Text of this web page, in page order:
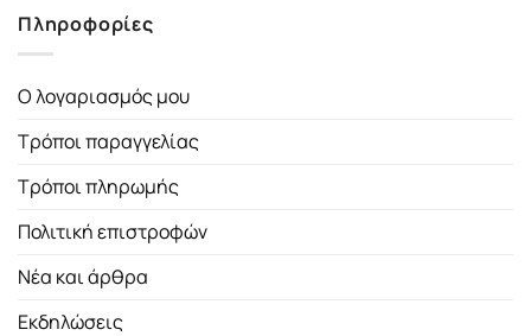
Πληροφορίες
Ο λογαριασμός μου
Τρόποι παραγγελίας
Τρόποι πληρωμής
Πολιτική επιστροφών
Νέα και άρθρα
Εκδηλώσεις